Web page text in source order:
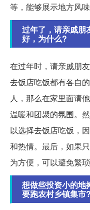
等，能够展示地方风味
过年了，请亲戚朋
好，为什么?
在过年时，请亲戚朋
去饭店吃饭都有各自
人，那么在家里面请
温暖和团聚的氛围。
以选择去饭店吃饭，
和热情。最后，如果
为方便，可以避免繁
想做些投资小的地
要跑农村乡镇集市?